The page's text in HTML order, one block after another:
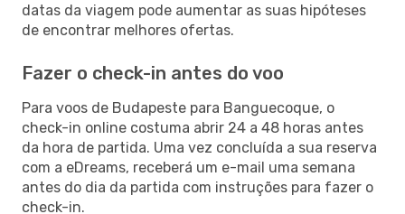
datas da viagem pode aumentar as suas hipóteses
de encontrar melhores ofertas.
Fazer o check-in antes do voo
Para voos de Budapeste para Banguecoque, o
check-in online costuma abrir 24 a 48 horas antes
da hora de partida. Uma vez concluída a sua reserva
com a eDreams, receberá um e-mail uma semana
antes do dia da partida com instruções para fazer o
check-in.